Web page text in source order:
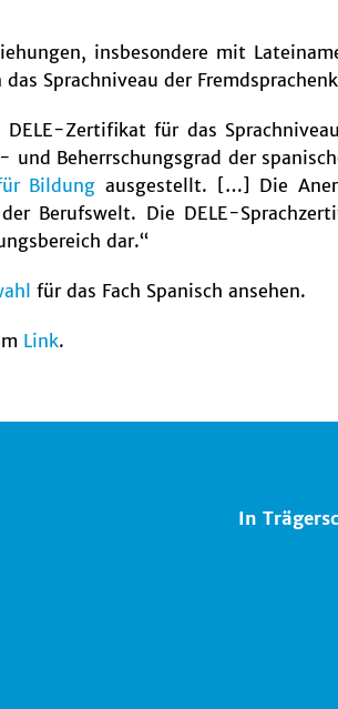
insbesondere mit
Sprachniveau der
Zertifikat für das
Beherrschungsgrad der
Bildung ausgestellt. […] Die
Berufswelt. Die DELE-
dar.“
für das Fach Spanisch ansehen.
Link.
In